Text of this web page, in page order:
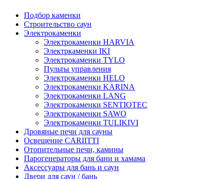
Подбор каменки
Строительство саун
Электрокаменки
Электрокаменки HARVIA
Электркаменки IKI
Электрокаменки TYLO
Пульты управления
Электрокаменки HELO
Электрокаменки KARINA
Электрокаменки LANG
Электрокаменки SENTIOTEC
Электрокаменки SAWO
Электрокаменки TULIKIVI
Дровяные печи для сауны
Освещение CARIITTI
Отопительные печи, камины
Парогенераторы для бани и хамама
Аксессуары для бань и саун
Двери для саун / бань